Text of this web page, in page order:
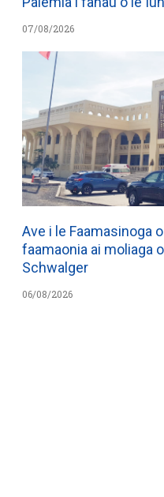
07/08/2026
Ave i le Faamasinoga
faamaonia ai moliaga
Schwalger
06/08/2026